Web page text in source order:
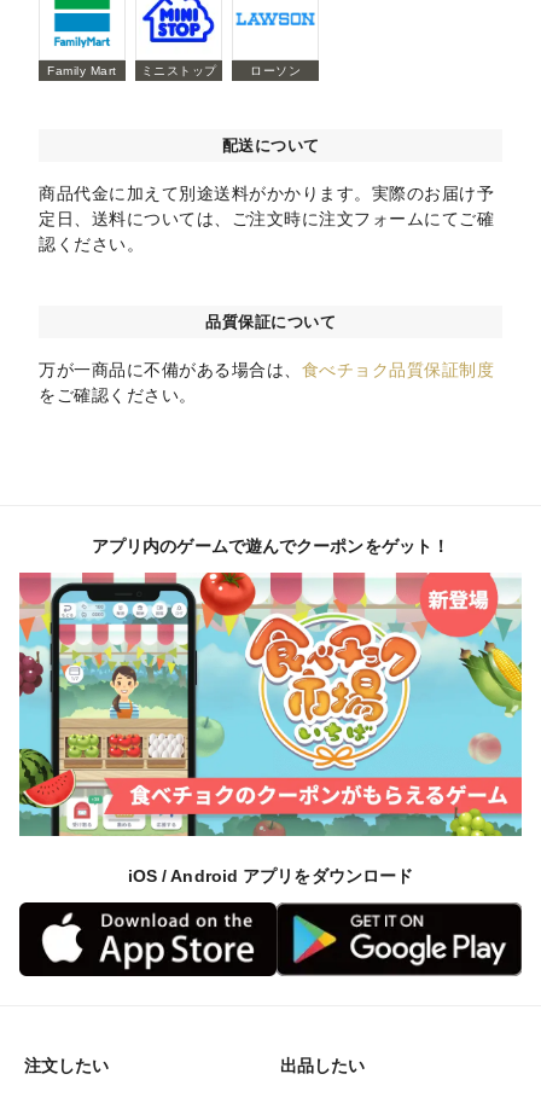
Family Mart ミニストップ ローソン
配送について
商品代金に加えて別途送料がかかります。実際のお届け予
定日、送料については、ご注文時に注文フォームにてご確
認ください。
品質保証について
万が一商品に不備がある場合は、 食べチョク品質保証制度
をご確認ください。
アプリ内のゲームで遊んでクーポンをゲット！
iOS / Android アプリをダウンロード
注文したい 出品したい